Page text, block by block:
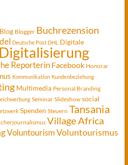
Blog Blogger Buchrezension
Deutsche Post DHL
Digitale
Digitalisierung
Reporterin Facebook Honorar
Kommunikation Kundenbeziehung
Multimedia Personal Branding
Seminar Slideshow social
Spenden Steuern Tansania
Village Africa
VoluntourismVoluntourismus